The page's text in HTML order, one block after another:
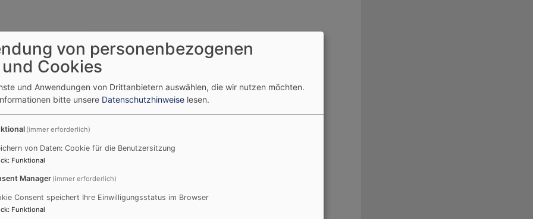
von personenbezogenen
Cookies
und Anwendungen von Drittanbietern auswählen, die wir nutzen möchten.
bitte unsere Datenschutzhinweise lesen.
(immer erforderlich)
von Daten: Cookie für die Benutzersitzung
: Funktional
Manager (immer erforderlich)
Consent speichert Ihre Einwilligungsstatus im Browser
: Funktional